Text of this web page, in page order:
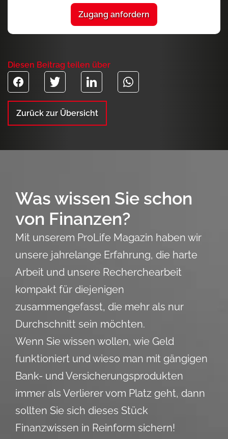
Zugang anfordern
Diesen Beitrag teilen über
Zurück zur Übersicht
Was wissen Sie schon
von Finanzen?
Mit unserem ProLife Magazin haben wir
unsere jahrelange Erfahrung, die harte
Arbeit und unsere Recherchearbeit
kompakt für diejenigen
zusammengefasst, die mehr als nur
Durchschnitt sein möchten.
Wenn Sie wissen wollen, wie Geld
funktioniert und wieso man mit gängigen
Bank- und Versicherungsprodukten
immer als Verlierer vom Platz geht, dann
sollten Sie sich dieses Stück
Finanzwissen in Reinform sichern!